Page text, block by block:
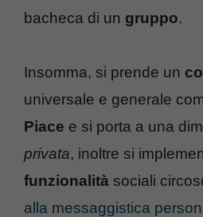
bacheca di un gruppo.
Insomma, si prende un
universale e generale
Piace e si porta a una
privata, inoltre si
funzionalità sociali
alla messaggistica